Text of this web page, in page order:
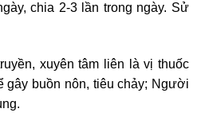
chia 2-3 lần trong ngày. Sử
xuyên tâm liên là vị thuốc
gây buồn nôn, tiêu chảy; Người